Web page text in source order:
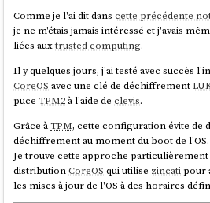
les issues, ou du moins de les rendre
nouveaux arrivants — non pas pour en
réduire le bruit visuel et éviter qu'ils ne
ce traumatisme, de les ignorer totalement.
Le triage régulier des issues (fermer et
laborieux, extrêmement difficile à
qu'un issue tracker contient beaucoup
d'une chose, c'est que je n'ai probablement
vu quelqu'un y parvenir.
Concernant la fermeture des issues,
système qui ferme automatiquement les
sans activité. Personnellement, à la place
J'utilise actuellement un endpoint HTTP de
open source/communautaire.
Comme je l'ai dit danscette précédente
je ne m'étais jamais intéressé et j'avais
liées auxtrusted computing.
Il y quelques jours, j'ai testé avec succès
CoreOS avec une clé de déchiffrement
puceTPM2à l'aide declevis.
Grâce àTPM, cette configuration évite de
déchiffrement au moment du boot de l'OS.
Je trouve cette approche
distributionCoreOS qui utilise zincati pour
les mises à jour de l'OS à des horaires